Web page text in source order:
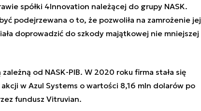
spółki 4Innovation należącej do grupy NASK.
podejrzewana o to, że pozwoliła na zamrożenie jej
doprowadzić do szkody majątkowej nie mniejszej
od NASK-PIB. W 2020 roku firma stała się
w Azul Systems o wartości 8,16 mln dolarów po
fundusz Vitruvian.